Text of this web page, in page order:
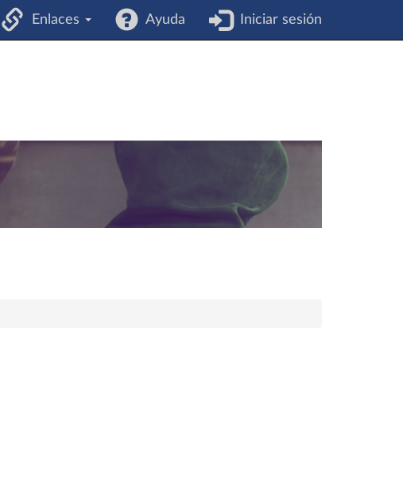
Enlaces Ayuda Iniciar sesión